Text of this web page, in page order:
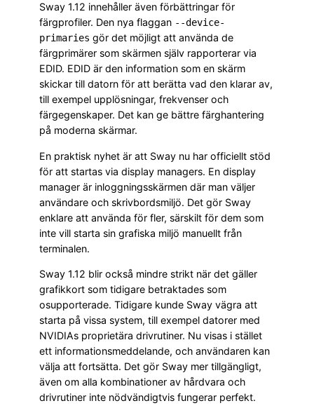
Sway 1.12 innehåller även förbättringar för
färgprofiler. Den nya flaggan --device-
primaries gör det möjligt att använda de
färgprimärer som skärmen själv rapporterar via
EDID. EDID är den information som en skärm
skickar till datorn för att berätta vad den klarar av,
till exempel upplösningar, frekvenser och
färgegenskaper. Det kan ge bättre färghantering
på moderna skärmar.
En praktisk nyhet är att Sway nu har officiellt stöd
för att startas via display managers. En display
manager är inloggningsskärmen där man väljer
användare och skrivbordsmiljö. Det gör Sway
enklare att använda för fler, särskilt för dem som
inte vill starta sin grafiska miljö manuellt från
terminalen.
Sway 1.12 blir också mindre strikt när det gäller
grafikkort som tidigare betraktades som
osupporterade. Tidigare kunde Sway vägra att
starta på vissa system, till exempel datorer med
NVIDIAs proprietära drivrutiner. Nu visas i stället
ett informationsmeddelande, och användaren kan
välja att fortsätta. Det gör Sway mer tillgängligt,
även om alla kombinationer av hårdvara och
drivrutiner inte nödvändigtvis fungerar perfekt.